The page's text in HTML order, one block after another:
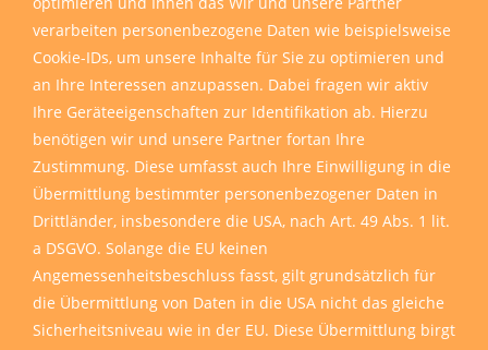
verarbeiten personenbezogene Daten wie beispielsweise
Cookie-IDs, um unsere Inhalte für Sie zu optimieren und
an Ihre Interessen anzupassen. Dabei fragen wir aktiv
Ihre Geräteeigenschaften zur Identifikation ab. Hierzu
benötigen wir und unsere Partner fortan Ihre
Zustimmung. Diese umfasst auch Ihre Einwilligung in die
Übermittlung bestimmter personenbezogener Daten in
Drittländer, insbesondere die USA, nach Art. 49 Abs. 1 lit.
a DSGVO. Solange die EU keinen
Angemessenheitsbeschluss fasst, gilt grundsätzlich für
die Übermittlung von Daten in die USA nicht das gleiche
Sicherheitsniveau wie in der EU. Diese Übermittlung birgt